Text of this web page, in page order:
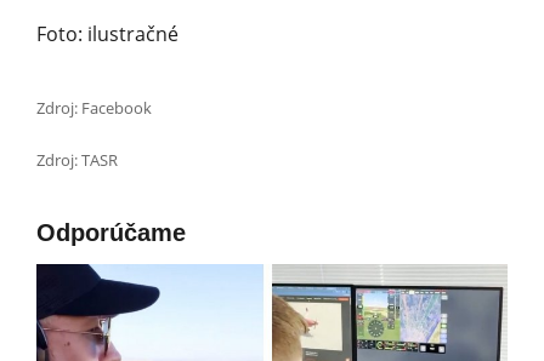
Foto: ilustračné
Zdroj: Facebook
Zdroj: TASR
Odporúčame